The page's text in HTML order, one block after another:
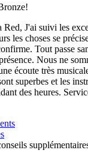
Red, J'ai suivi les
les choses se
Tout passe
Nous ne
écoute très
superbes et les
des heures.